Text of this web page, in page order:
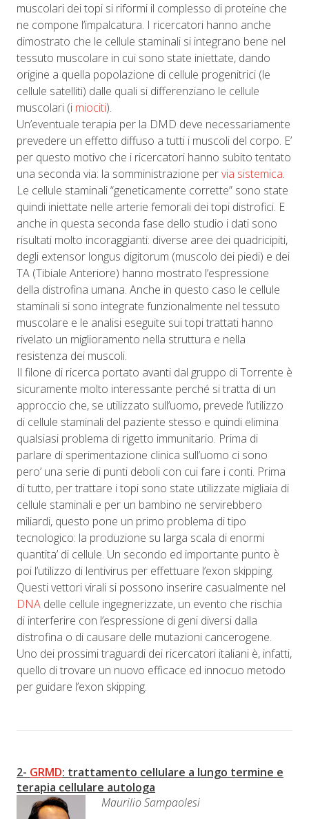
muscolari dei topi si riformi il complesso di proteine che
ne compone l’impalcatura. I ricercatori hanno anche
dimostrato che le cellule staminali si integrano bene nel
tessuto muscolare in cui sono state iniettate, dando
origine a quella popolazione di cellule progenitrici (le
cellule satelliti) dalle quali si differenziano le cellule
muscolari (i miociti).
Un’eventuale terapia per la DMD deve necessariamente
prevedere un effetto diffuso a tutti i muscoli del corpo. E’
per questo motivo che i ricercatori hanno subito tentato
una seconda via: la somministrazione pervia sistemica.
Le cellule staminali “geneticamente corrette” sono state
quindi iniettate nelle arterie femorali dei topi distrofici. E
anche in questa seconda fase dello studio i dati sono
risultati molto incoraggianti: diverse aree dei quadricipiti,
degli extensor longus digitorum (muscolo dei piedi) e dei
TA (Tibiale Anteriore) hanno mostrato l’espressione
della distrofina umana. Anche in questo caso le cellule
staminali si sono integrate funzionalmente nel tessuto
muscolare e le analisi eseguite sui topi trattati hanno
rivelato un miglioramento nella struttura e nella
resistenza dei muscoli.
Il filone di ricerca portato avanti dal gruppo di Torrente è
sicuramente molto interessante perché si tratta di un
approccio che, se utilizzato sull’uomo, prevede l’utilizzo
di cellule staminali del paziente stesso e quindi elimina
qualsiasi problema di rigetto immunitario. Prima di
parlare di sperimentazione clinica sull’uomo ci sono
pero’ una serie di punti deboli con cui fare i conti. Prima
di tutto, per trattare i topi sono state utilizzate migliaia di
cellule staminali e per un bambino ne servirebbero
miliardi, questo pone un primo problema di tipo
tecnologico: la produzione su larga scala di enormi
quantita’ di cellule. Un secondo ed importante punto è
poi l’utilizzo di lentivirus per effettuare l’exon skipping.
Questi vettori virali si possono inserire casualmente nel
DNA delle cellule ingegnerizzate, un evento che rischia
di interferire con l’espressione di geni diversi dalla
distrofina o di causare delle mutazioni cancerogene.
Uno dei prossimi traguardi dei ricercatori italiani è, infatti,
quello di trovare un nuovo efficace ed innocuo metodo
per guidare l’exon skipping.
2- GRMD: trattamento cellulare a lungo termine e
terapia cellulare autologa
Maurilio Sampaolesi